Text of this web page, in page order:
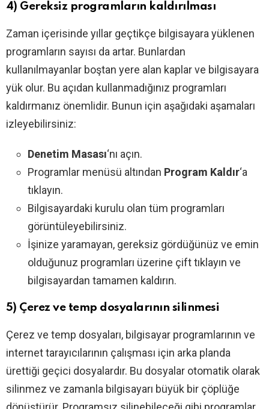
4) Gereksiz programların kaldırılması
Zaman içerisinde yıllar geçtikçe bilgisayara yüklenen
programların sayısı da artar. Bunlardan
kullanılmayanlar boştan yere alan kaplar ve bilgisayara
yük olur. Bu açıdan kullanmadığınız programları
kaldırmanız önemlidir. Bunun için aşağıdaki aşamaları
izleyebilirsiniz:
Denetim Masası‘nı açın.
Programlar menüsü altından Program Kaldır‘a
tıklayın.
Bilgisayardaki kurulu olan tüm programları
görüntüleyebilirsiniz.
İşinize yaramayan, gereksiz gördüğünüz ve emin
olduğunuz programları üzerine çift tıklayın ve
bilgisayardan tamamen kaldırın.
5) Çerez ve temp dosyalarının silinmesi
Çerez ve temp dosyaları, bilgisayar programlarının ve
internet tarayıcılarının çalışması için arka planda
ürettiği geçici dosyalardır. Bu dosyalar otomatik olarak
silinmez ve zamanla bilgisayarı büyük bir çöplüğe